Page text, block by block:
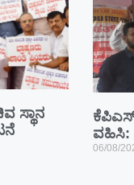
ಸ್ಥಾನ
ವಹಿಸಿ:
06/08/